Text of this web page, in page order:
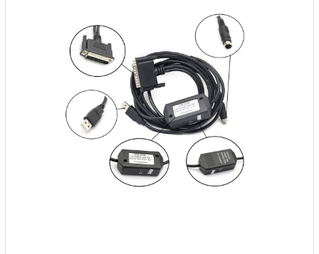
Giới thiệu
Thiết kế phần mềm giám sát
Thiết kế tủ điện công nghiệp